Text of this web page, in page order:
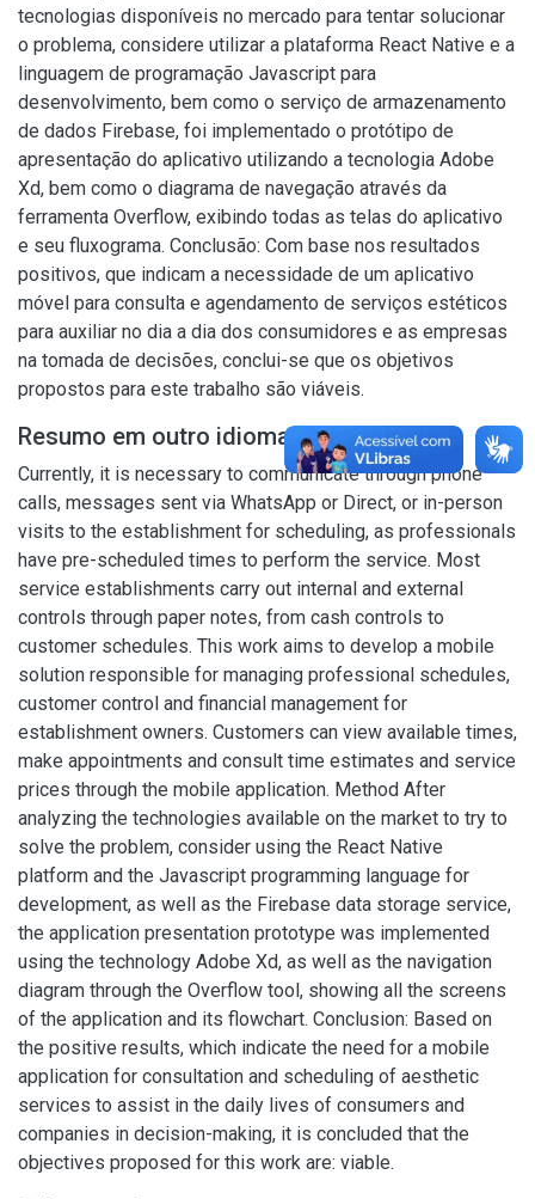
tecnologias disponíveis no mercado para tentar solucionar
o problema, considere utilizar a plataforma React Native e a
linguagem de programação Javascript para
desenvolvimento, bem como o serviço de armazenamento
de dados Firebase, foi implementado o protótipo de
apresentação do aplicativo utilizando a tecnologia Adobe
Xd, bem como o diagrama de navegação através da
ferramenta Overflow, exibindo todas as telas do aplicativo
e seu fluxograma. Conclusão: Com base nos resultados
positivos, que indicam a necessidade de um aplicativo
móvel para consulta e agendamento de serviços estéticos
para auxiliar no dia a dia dos consumidores e as empresas
na tomada de decisões, conclui-se que os objetivos
propostos para este trabalho são viáveis.
Resumo em outro idioma
Currently, it is necessary to communicate through phone
calls, messages sent via WhatsApp or Direct, or in-person
visits to the establishment for scheduling, as professionals
have pre-scheduled times to perform the service. Most
service establishments carry out internal and external
controls through paper notes, from cash controls to
customer schedules. This work aims to develop a mobile
solution responsible for managing professional schedules,
customer control and financial management for
establishment owners. Customers can view available times,
make appointments and consult time estimates and service
prices through the mobile application. Method After
analyzing the technologies available on the market to try to
solve the problem, consider using the React Native
platform and the Javascript programming language for
development, as well as the Firebase data storage service,
the application presentation prototype was implemented
using the technology Adobe Xd, as well as the navigation
diagram through the Overflow tool, showing all the screens
of the application and its flowchart. Conclusion: Based on
the positive results, which indicate the need for a mobile
application for consultation and scheduling of aesthetic
services to assist in the daily lives of consumers and
companies in decision-making, it is concluded that the
objectives proposed for this work are: viable.